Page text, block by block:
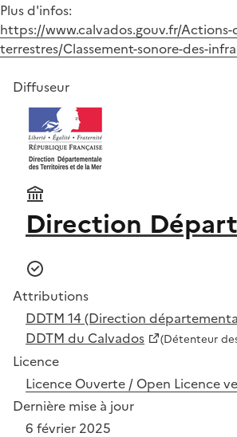
Plus d'infos:
https://www.calvados.gouv.fr/
terrestres/Classement-sonore-des-
Diffuseur
Direction
Attributions
DDTM 14 (Direction
DDTM du Calvados (Détenteur
Licence
Licence Ouverte / Open Licence
Dernière mise à jour
6 février 2025